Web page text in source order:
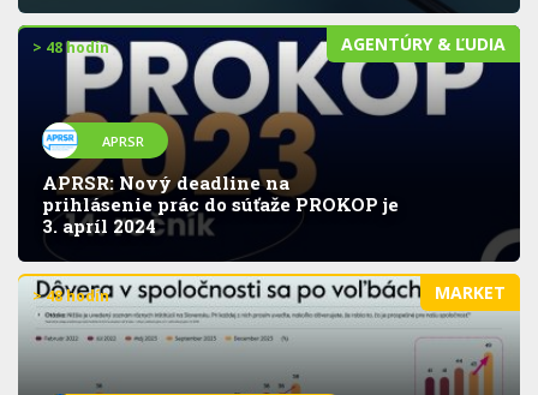
AGENTÚRY & ĽUDIA
> 48 hodín
APRSR
APRSR: Nový deadline na
prihlásenie prác do súťaže PROKOP je
3. apríl 2024
MARKET
> 48 hodín